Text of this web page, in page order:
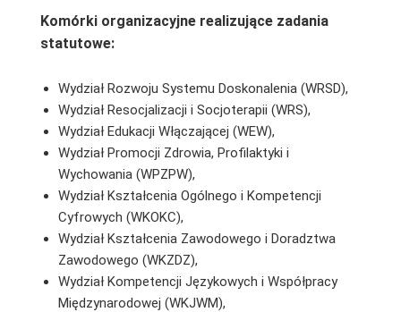
Komórki organizacyjne realizujące zadania
statutowe:
Wydział Rozwoju Systemu Doskonalenia (WRSD),
Wydział Resocjalizacji i Socjoterapii (WRS),
Wydział Edukacji Włączającej (WEW),
Wydział Promocji Zdrowia, Profilaktyki i
Wychowania (WPZPW),
Wydział Kształcenia Ogólnego i Kompetencji
Cyfrowych (WKOKC),
Wydział Kształcenia Zawodowego i Doradztwa
Zawodowego (WKZDZ),
Wydział Kompetencji Językowych i Współpracy
Międzynarodowej (WKJWM),